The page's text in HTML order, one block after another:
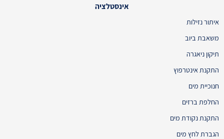
אינסטלציה
איתור נזילות
משאבת ביוב
תיקון ניאגרה
התקנת אינטרפוץ
חנוכיית מים
החלפת ברזים
התקנת נקודת מים
הגברת לחץ מים